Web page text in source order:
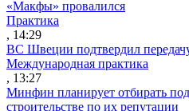
«Макфы» провалился
Практика
, 14:29
ВС Швеции подтвердил
Международная практика
, 13:27
Минфин планирует отбирать
строительстве по их репутации